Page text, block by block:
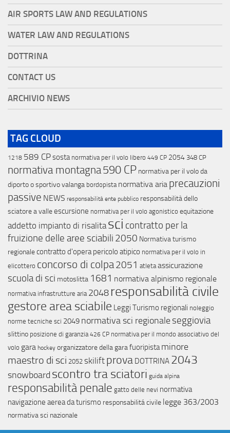
AIR SPORTS LAW AND REGULATIONS
WATER LAW AND REGULATIONS
DOTTRINA
CONTACT US
ARCHIVIO NEWS
TAG CLOUD
1218 589 CPsosta normativa per il volo libero 449 CP 2054 348 CP
normativa montagna590 CP normativa per il volo da
diporto o sportivovalanga bordopista normativa aria precauzioni
passive NEWS responsabilità ente pubblico responsabilità dello
sciatore a valleescursione normativa per il volo agonistico equitazione
addetto impianto di risalita sci contratto per la
fruizione delle aree sciabili 2050 Normativa turismo
regionalecontratto d'opera pericolo atipico normativa per il volo in
elicottero concorso di colpa2051 atleta assicurazione
scuola di sci motoslitta 1681 normativa alpinismo regionale
normativa infrastrutture aria 2048 responsabilità civile
gestore area sciabile Leggi Turismo regionali noleggio
norme tecniche sci 2049 normativa sci regionaleseggiovia
slittino posizione di garanzia 426 CP normativa per il mondo associativo del
volo gara hockey organizzatore della garafuoripista minore
maestro di sci 2052 skilift prova DOTTRINA 2043
snowboard scontro tra sciatori guida alpina
responsabilità penale gatto delle nevi normativa
navigazione aerea da turismo responsabilitá civile legge 363/2003
normativa sci nazionale